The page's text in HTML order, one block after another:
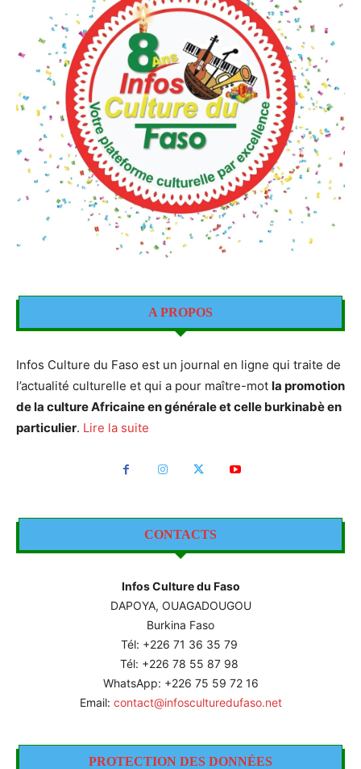
A PROPOS
Infos Culture du Faso est un journal en ligne qui traite de
l’actualité culturelle et qui a pour maître-mot la promotion
de la culture Africaine en générale et celle burkinabè en
particulier. Lire la suite
CONTACTS
Infos Culture du Faso
DAPOYA, OUAGADOUGOU
Burkina Faso
Tél: +226 71 36 35 79
Tél: +226 78 55 87 98
WhatsApp: +226 75 59 72 16
Email: contact@infosculturedufaso.net
PROTECTION DES DONNÉES